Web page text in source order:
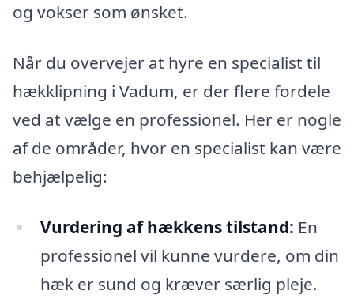
og vokser som ønsket.
Når du overvejer at hyre en specialist til
hækklipning i Vadum, er der flere fordele
ved at vælge en professionel. Her er nogle
af de områder, hvor en specialist kan være
behjælpelig:
Vurdering af hækkens tilstand: En
professionel vil kunne vurdere, om din
hæk er sund og kræver særlig pleje.